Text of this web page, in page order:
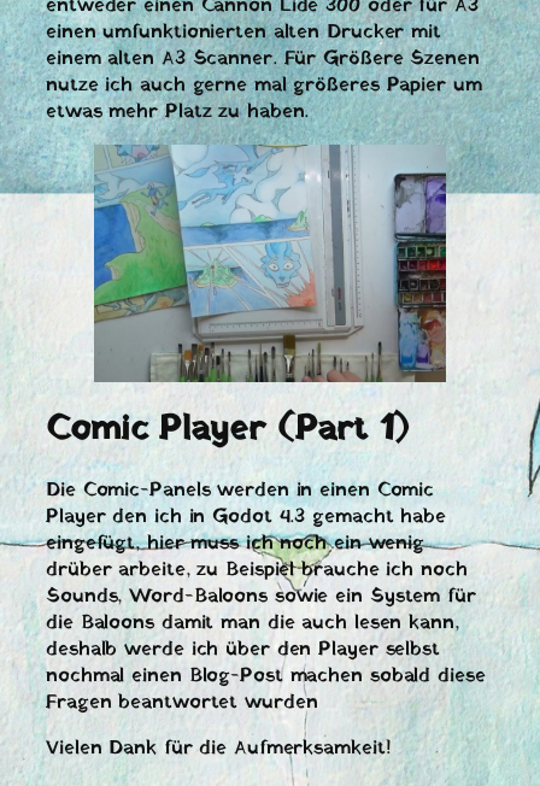
einen umfunktionierten alten Drucker mit
einem alten A3 Scanner. Für Größere Szenen
nutze ich auch gerne mal größeres Papier um
etwas mehr Platz zu haben.
Comic Player (Part 1)
Die Comic-Panels werden in einen Comic
Player den ich in Godot 4.3 gemacht habe
eingefügt, hier muss ich noch ein wenig
drüber arbeite, zu Beispiel brauche ich noch
Sounds, Word-Baloons sowie ein System für
die Baloons damit man die auch lesen kann,
deshalb werde ich über den Player selbst
nochmal einen Blog-Post machen sobald diese
Fragen beantwortet wurden
Vielen Dank für die Aufmerksamkeit!